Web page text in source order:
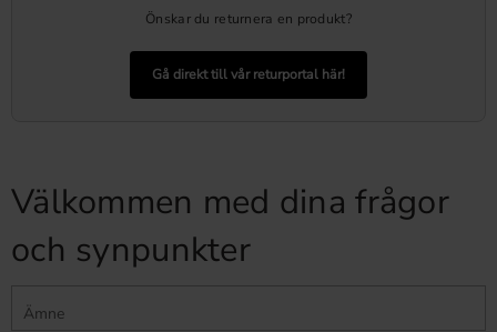
Önskar du returnera en produkt?
Gå direkt till vår returportal här!
Välkommen med dina frågor
och synpunkter